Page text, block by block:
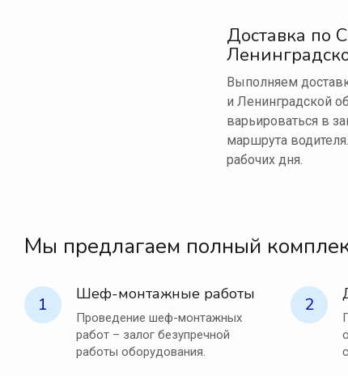
Доставка по
Выполняем
и Ленинградской
варьироваться в
маршрута
рабочих дня.
Мы предлагаем полный
1 Шеф-монтажные работы
Проведение шеф-монтажных
работ – залог безупречной
работы оборудования.
2